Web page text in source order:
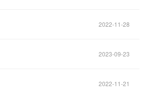
2022-11-28
2023-09-23
2022-11-21